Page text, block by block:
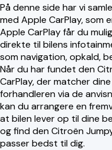
På denne side har vi
med Apple CarPlay, som
Apple CarPlay får du
direkte til bilens
som navigation, opkald,
Når du har fundet den
CarPlay, der matcher
forhandleren via de
kan du arrangere en
at bilen lever op til dine
og find den Citroën
passer bedst til dig.